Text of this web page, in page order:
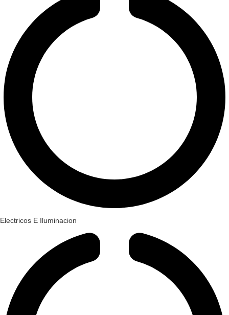
Electricos E Iluminacion